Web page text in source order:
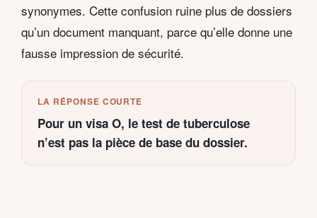
synonymes. Cette confusion ruine plus de dossiers
qu’un document manquant, parce qu’elle donne une
fausse impression de sécurité.
LA RÉPONSE COURTE
Pour un visa O, le test de tuberculose
n’est pas la pièce de base du dossier.